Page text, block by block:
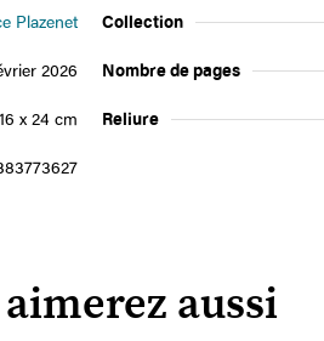
Plazenet Collection
2026 Nombre de pages
16 x 24 cm Reliure
aimerez aussi